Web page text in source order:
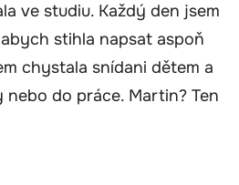
ve studiu. Každý den jsem
stihla napsat aspoň
chystala snídani dětem a
nebo do práce. Martin? Ten